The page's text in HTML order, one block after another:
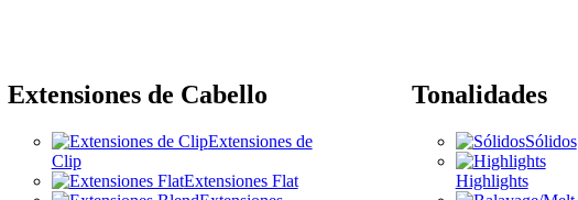
Extensiones de Cabello
Extensiones de
Clip
Extensiones Flat
Tonalidades
Sólidos
Highlights